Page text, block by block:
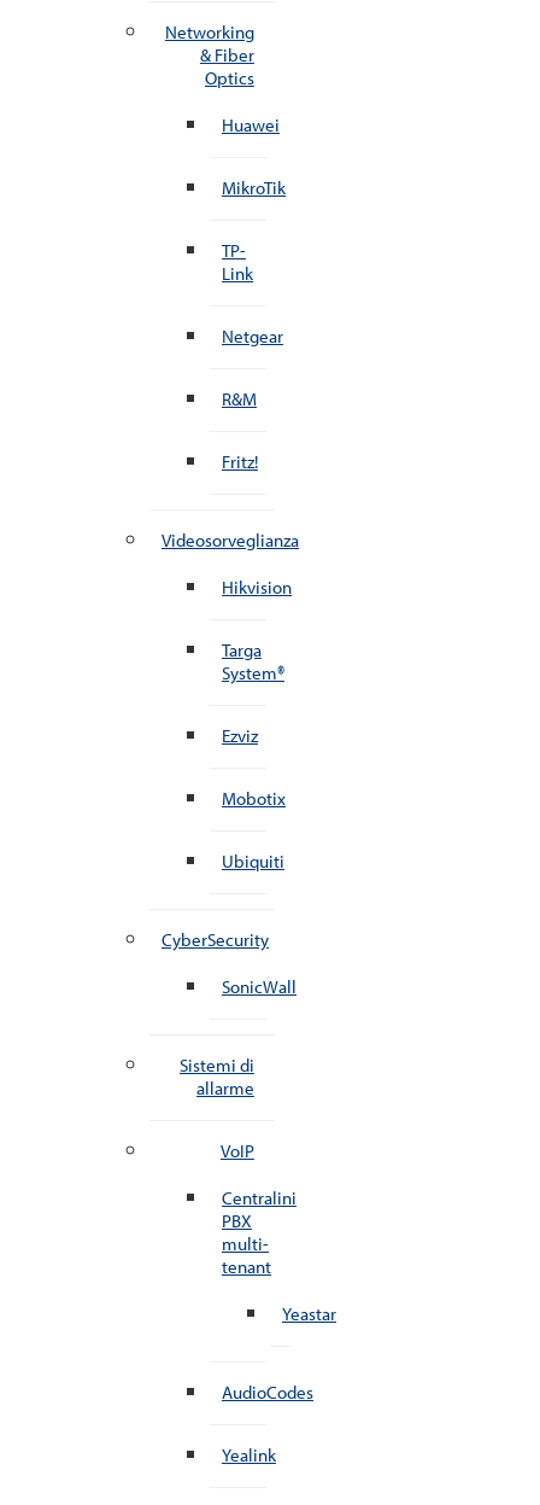
Networking
& Fiber
Optics
Huawei
MikroTik
TP-
Link
Netgear
R&M
Fritz!
Videosorveglianza
Hikvision
Targa
System®
Ezviz
Mobotix
Ubiquiti
CyberSecurity
SonicWall
Sistemi di
allarme
VoIP
Centralini
PBX
multi-
tenant
Yeastar
AudioCodes
Yealink